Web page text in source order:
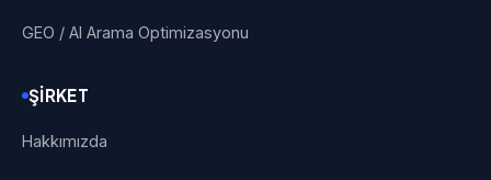
GEO / AI Arama Optimizasyonu
ŞIRKET
Hakkımızda